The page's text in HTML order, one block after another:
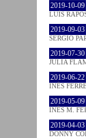
2019-10-09
LUÍS
2019-09-03
SÉRGIO
2019-07-30
JULIA
2019-06-22
INÊS
2019-05-09
INÊS M.
2019-04-03
DONNY